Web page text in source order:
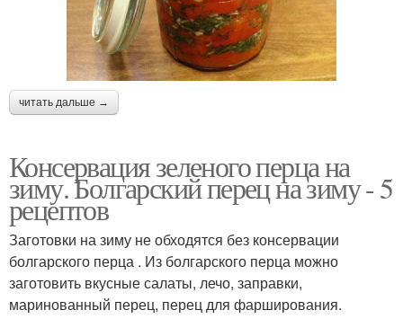
читать дальше →
Консервация зеленого перца на
зиму. Болгарский перец на зиму - 5
рецептов
Заготовки на зиму не обходятся без консервации
болгарского перца . Из болгарского перца можно
заготовить вкусные салаты, лечо, заправки,
маринованный перец, перец для фарширования.